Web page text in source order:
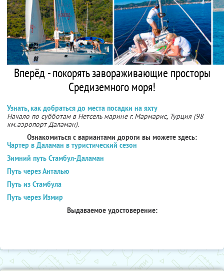
Вперёд - покорять завораживающие просторы
Средиземного моря!
Узнать, как добраться до места посадки на яхту
Начало по субботам в Нетсель марине г. Мармарис, Турция (98
км.аэропорт Даламан).
Ознакомиться с вариантами дороги вы можете здесь:
Чартер в Даламан в туристический сезон
Зимний путь Стамбул-Даламан
Путь через Анталью
Путь из Стамбула
Путь через Измир
Выдаваемое удостоверение: